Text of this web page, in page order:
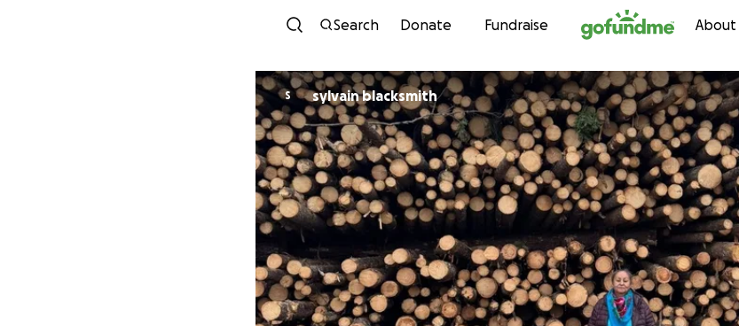
Skip to content
Search Donate Fundraise About
S sylvain blacksmith